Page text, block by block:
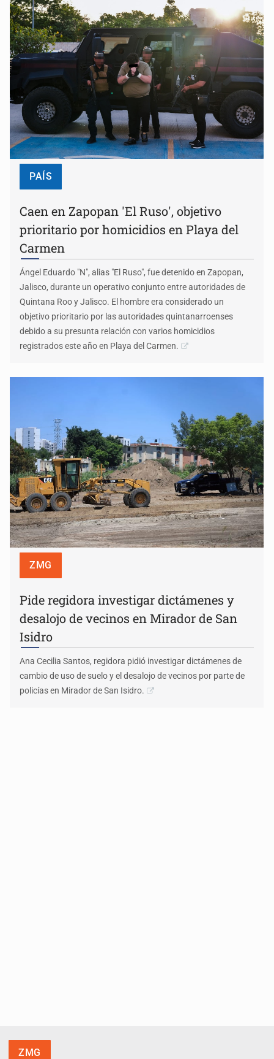
PAÍS
Caen en Zapopan 'El Ruso', objetivo
prioritario por homicidios en Playa del
Carmen
Ángel Eduardo "N", alias "El Ruso", fue detenido en Zapopan,
Jalisco, durante un operativo conjunto entre autoridades de
Quintana Roo y Jalisco. El hombre era considerado un
objetivo prioritario por las autoridades quintanarroenses
debido a su presunta relación con varios homicidios
registrados este año en Playa del Carmen.
ZMG
Pide regidora investigar dictámenes y
desalojo de vecinos en Mirador de San
Isidro
Ana Cecilia Santos, regidora pidió investigar dictámenes de
cambio de uso de suelo y el desalojo de vecinos por parte de
policías en Mirador de San Isidro.
ZMG